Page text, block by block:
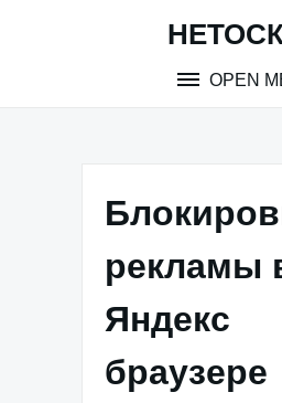
OPEN
рекламы
Яндекс
браузере